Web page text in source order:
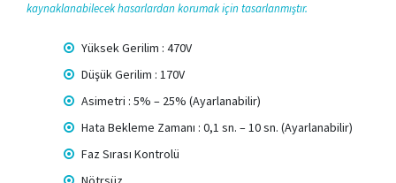
kaynaklanabilecek hasarlardan korumak için tasarlanmıştır.
Yüksek Gerilim : 470V
Düşük Gerilim : 170V
Asimetri : 5% – 25% (Ayarlanabilir)
Hata Bekleme Zamanı : 0,1 sn. – 10 sn. (Ayarlanabilir)
Faz Sırası Kontrolü